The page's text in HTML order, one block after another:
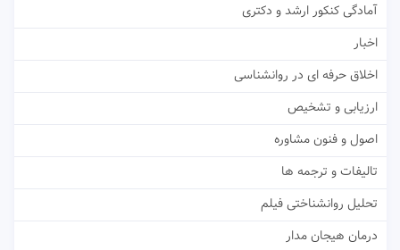
آمادگی کنکور ارشد و دکتری
اخبار
اخلاق حرفه ای در روانشناسی
ارزیابی و تشخیص
اصول و فنون مشاوره
تالیفات و ترجمه ها
تحلیل روانشناختی فیلم
درمان هیجان مدار